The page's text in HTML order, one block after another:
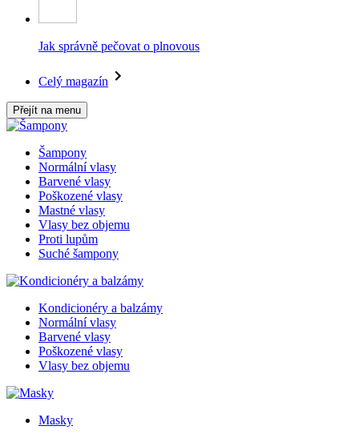
Jak správně pečovat o plnovous
Celý magazín
Přejít na menu
Šampony
Normální vlasy
Barvené vlasy
Poškozené vlasy
Mastné vlasy
Vlasy bez objemu
Proti lupům
Suché šampony
Kondicionéry a balzámy
Normální vlasy
Barvené vlasy
Poškozené vlasy
Vlasy bez objemu
Masky